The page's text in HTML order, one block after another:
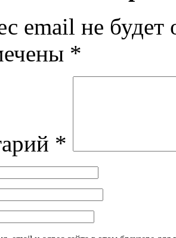
email не будет
*
*